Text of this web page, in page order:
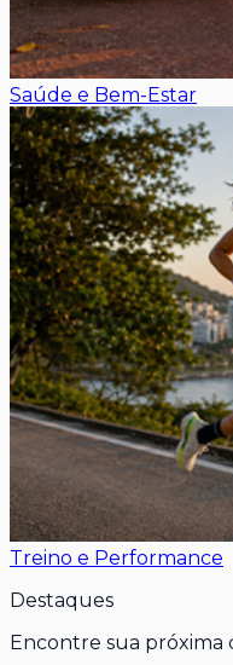
Saúde e Bem-Estar
Treino e Performance
Destaques
Encontre sua próxima